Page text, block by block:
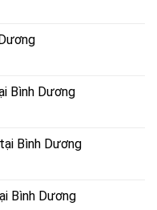
Bình Dương
Bình Dương
Bình Dương